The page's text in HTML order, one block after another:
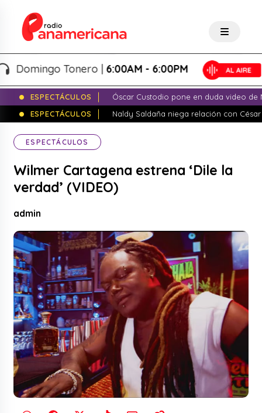
Tonero |6:00AM - 6:00PM
ESPECTÁCULOS
Óscar Custodio pone en duda video de
ESPECTÁCULOS
Naldy Saldaña niega relación con
ESPECTÁCULOS
Wilmer Cartagena estrena ‘Dile la
verdad’ (VIDEO)
admin